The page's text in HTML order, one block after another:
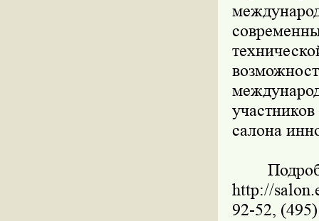
салона
http://
92-52,